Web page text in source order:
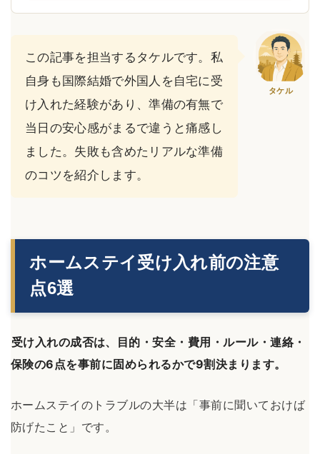
この記事を担当するタケルです。私
自身も国際結婚で外国人を自宅に受
け入れた経験があり、準備の有無で
当日の安心感がまるで違うと痛感し
ました。失敗も含めたリアルな準備
のコツを紹介します。
タケル
ホームステイ受け入れ前の注意
点6選
受け入れの成否は、目的・安全・費用・ルール・連絡・
保険の6点を事前に固められるかで9割決まります。
ホームステイのトラブルの大半は「事前に聞いておけば
防げたこと」です。